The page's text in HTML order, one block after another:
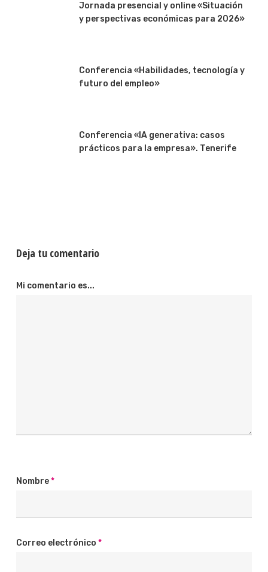
Jornada presencial y online «Situación
y perspectivas económicas para 2026»
Conferencia «Habilidades, tecnología y
futuro del empleo»
Conferencia «IA generativa: casos
prácticos para la empresa». Tenerife
Deja tu comentario
Mi comentario es...
Nombre*
Correo electrónico *